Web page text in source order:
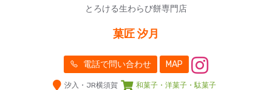
とろける生わらび餅専門店
菓匠 汐月
電話で問い合わせ MAP
汐入・JR横須賀 和菓子・洋菓子・駄菓子